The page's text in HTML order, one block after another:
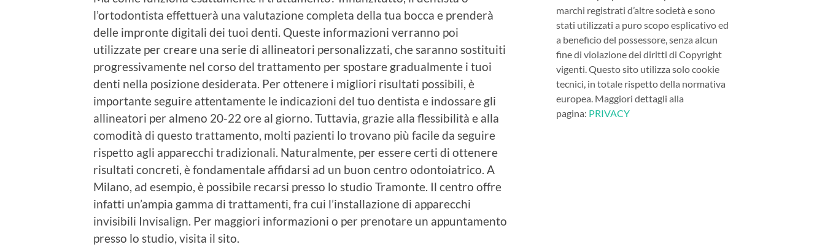
l’ortodontista effettuerà una valutazione completa della tua bocca e prenderà
delle impronte digitali dei tuoi denti. Queste informazioni verranno poi
utilizzate per creare una serie di allineatori personalizzati, che saranno sostituiti
progressivamente nel corso del trattamento per spostare gradualmente i tuoi
denti nella posizione desiderata. Per ottenere i migliori risultati possibili, è
importante seguire attentamente le indicazioni del tuo dentista e indossare gli
allineatori per almeno 20-22 ore al giorno. Tuttavia, grazie alla flessibilità e alla
comodità di questo trattamento, molti pazienti lo trovano più facile da seguire
rispetto agli apparecchi tradizionali. Naturalmente, per essere certi di ottenere
risultati concreti, è fondamentale affidarsi ad un buon centro odontoiatrico. A
Milano, ad esempio, è possibile recarsi presso lo studio Tramonte. Il centro offre
infatti un’ampia gamma di trattamenti, fra cui l’installazione di apparecchi
invisibili Invisalign. Per maggiori informazioni o per prenotare un appuntamento
presso lo studio, visita il sito.
marchi registrati d’altre società e sono
stati utilizzati a puro scopo esplicativo ed
a beneficio del possessore, senza alcun
fine di violazione dei diritti di Copyright
vigenti. Questo sito utilizza solo cookie
tecnici, in totale rispetto della normativa
europea. Maggiori dettagli alla
pagina: PRIVACY